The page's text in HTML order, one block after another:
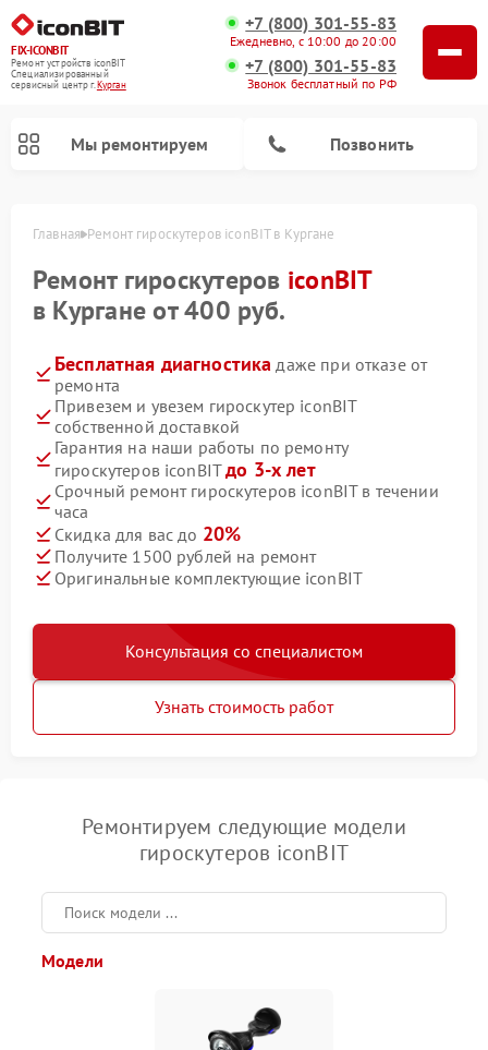
FIX-ICONBIT
Ремонт устройств iconBIT
Специализированный
cервисный центр г.Курган
+7 (800) 301-55-83
Ежедневно, с 10:00 до 20:00
+7 (800) 301-55-83
Звонок бесплатный по РФ
Мы ремонтируем Позвонить
Главная Ремонт гироскутеров iconBIT в Кургане
Ремонт гироскутеров iconBIT
в Кургане от 400 руб.
Бесплатная диагностика даже при отказе от
ремонта
Привезем и увезем гироскутер iconBIT
собственной доставкой
Гарантия на наши работы по ремонту
гироскутеров iconBITдо 3-х лет
Срочный ремонт гироскутеров iconBIT в течении
часа
Скидка для вас до 20%
Получите 1500 рублей на ремонт
Оригинальные комплектующие iconBIT
Консультация со специалистом
Узнать стоимость работ
Ремонтируем следующие модели
гироскутеров iconBIT
Модели